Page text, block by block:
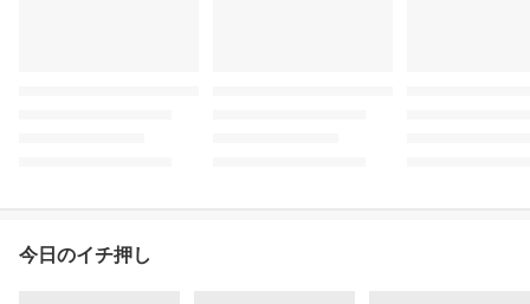
今日のイチ押し